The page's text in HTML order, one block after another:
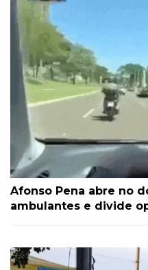
Afonso Pena abre no
ambulantes e divide